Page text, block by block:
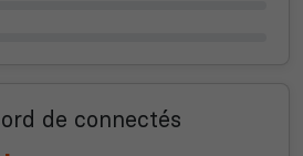
de connectés